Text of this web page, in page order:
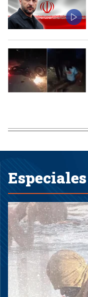
Especiales